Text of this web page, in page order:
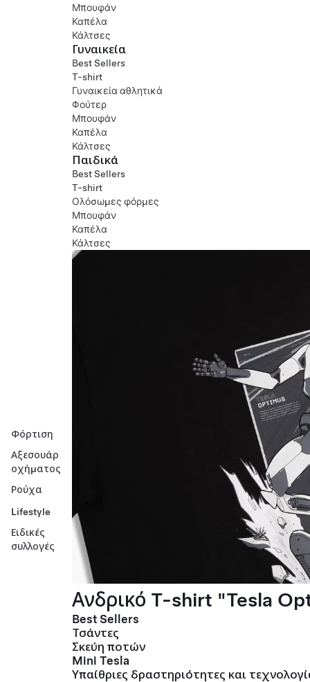
Φόρτιση
Αξεσουάρ
οχήματος
Ρούχα
Lifestyle
Ειδικές
συλλογές
Μπουφάν
Καπέλα
Κάλτσες
Γυναικεία
Best Sellers
T-shirt
Γυναικεία αθλητικά
Φούτερ
Μπουφάν
Καπέλα
Κάλτσες
Παιδικά
Best Sellers
T-shirt
Ολόσωμες φόρμες
Μπουφάν
Καπέλα
Κάλτσες
Ανδρικό T-shirt "Tesla
Best Sellers
Τσάντες
Σκεύη ποτών
Mini Tesla
Υπαίθριες δραστηριότητες και